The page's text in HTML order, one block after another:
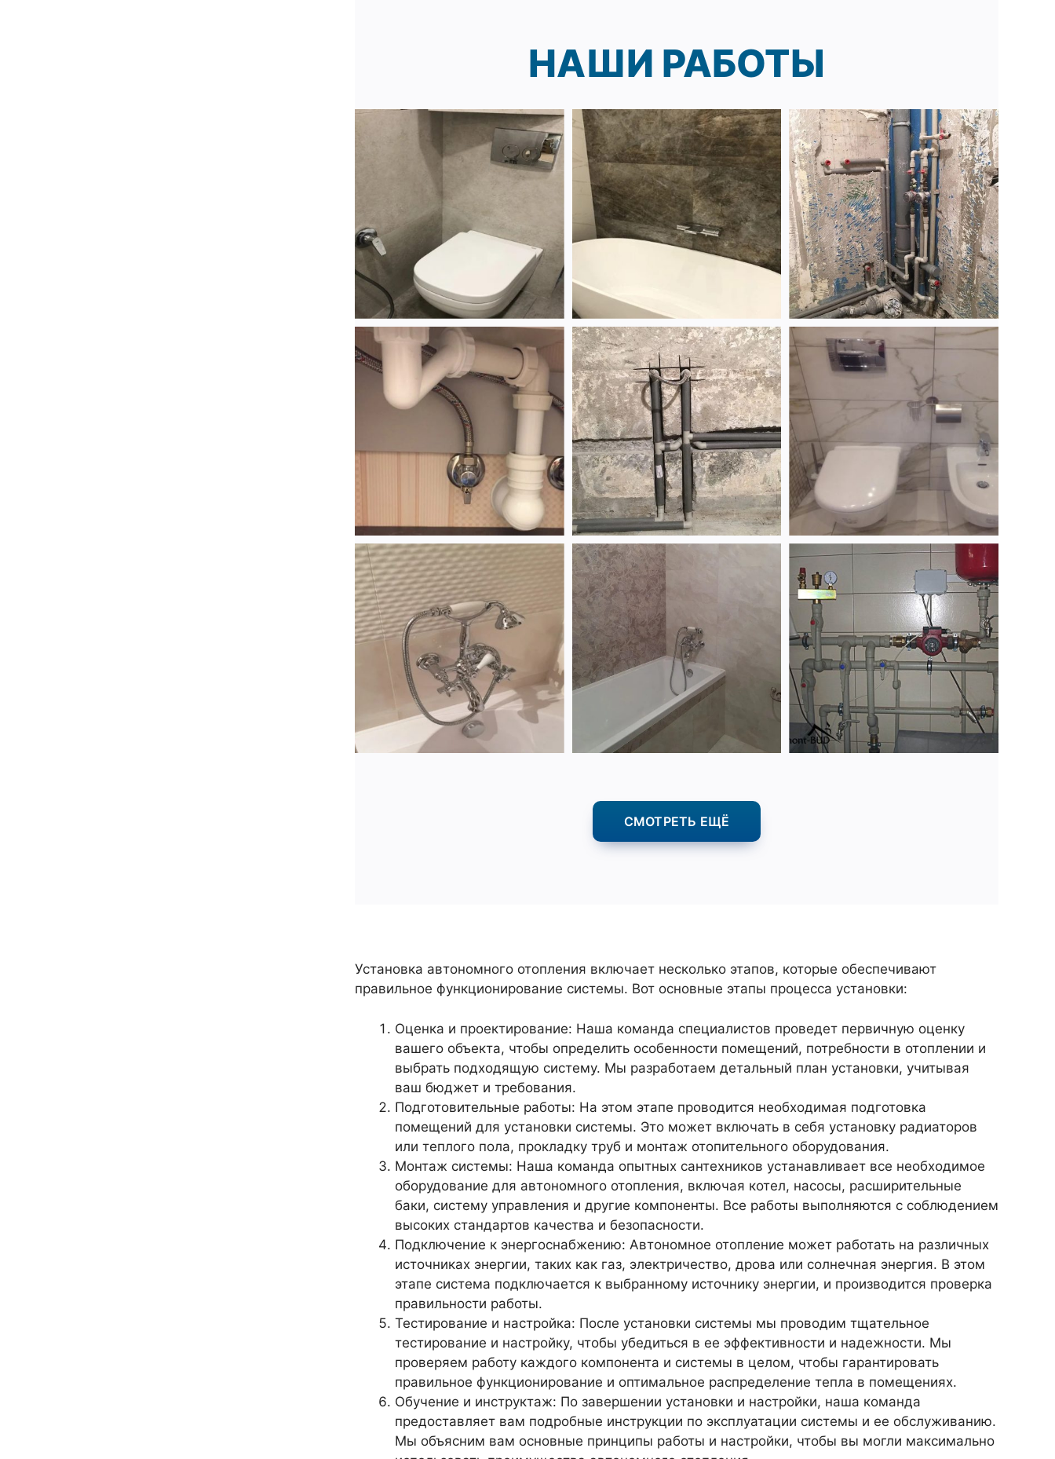
НАШИ РАБОТЫ
СМОТРЕТЬ ЕЩЁ
Установка автономного отопления включает несколько этапов, которые обеспечивают
правильное функционирование системы. Вот основные этапы процесса установки:
Оценка и проектирование: Наша команда специалистов проведет первичную оценку
вашего объекта, чтобы определить особенности помещений, потребности в отоплении и
выбрать подходящую систему. Мы разработаем детальный план установки, учитывая
ваш бюджет и требования.
Подготовительные работы: На этом этапе проводится необходимая подготовка
помещений для установки системы. Это может включать в себя установку радиаторов
или теплого пола, прокладку труб и монтаж отопительного оборудования.
Монтаж системы: Наша команда опытных сантехников устанавливает все необходимое
оборудование для автономного отопления, включая котел, насосы, расширительные
баки, систему управления и другие компоненты. Все работы выполняются с соблюдением
высоких стандартов качества и безопасности.
Подключение к энергоснабжению: Автономное отопление может работать на различных
источниках энергии, таких как газ, электричество, дрова или солнечная энергия. В этом
этапе система подключается к выбранному источнику энергии, и производится проверка
правильности работы.
Тестирование и настройка: После установки системы мы проводим тщательное
тестирование и настройку, чтобы убедиться в ее эффективности и надежности. Мы
проверяем работу каждого компонента и системы в целом, чтобы гарантировать
правильное функционирование и оптимальное распределение тепла в помещениях.
Обучение и инструктаж: По завершении установки и настройки, наша команда
предоставляет вам подробные инструкции по эксплуатации системы и ее обслуживанию.
Мы объясним вам основные принципы работы и настройки, чтобы вы могли максимально